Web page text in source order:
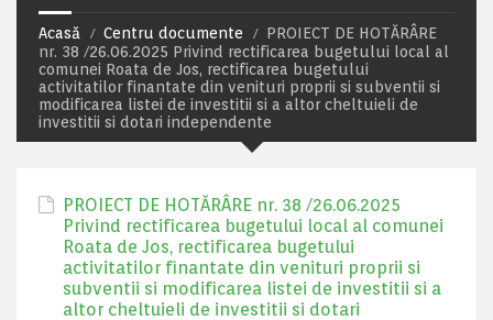
Acasă Centru documente
PROIECT DE HOTĂRÂRE
nr. 38 /26.06.2025 Privind rectificarea bugetului local al
comunei Roata de Jos, rectificarea bugetului
activitatilor finantate din venituri proprii si subventii si
modificarea listei de investitii si a altor cheltuieli de
investitii si dotari independente
PROIECT DE HOTĂRÂRE nr. 38 /26.06.2025
Privind rectificarea bugetului local al comunei
Roata de Jos, rectificarea bugetului
activitatilor finantate din venituri proprii si
subventii si modificarea listei de investitii si a
altor cheltuieli de investitii si dotari